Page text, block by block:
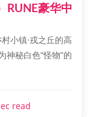
RUNE豪华中
小镇·戎之丘的高
神秘白色“怪物”的
read